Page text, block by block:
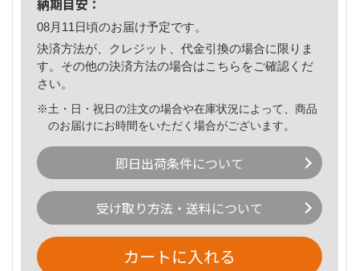
納期目安：
08月11日頃のお届け予定です。
決済方法が、クレジット、代金引換の場合に限りま
す。その他の決済方法の場合はこちら をご確認くだ
さい。
※土・日・祝日の注文の場合や在庫状況によって、商品
のお届けにお時間をいただく場合がございます。
即日出荷条件について
受け取り方法・送料について
カートに入れる